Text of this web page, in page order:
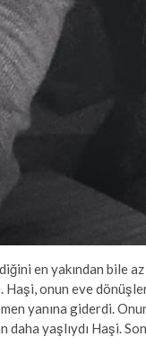
en yakından bile
Haşi, onun eve
yanına giderdi.
daha yaşlıydı Haşi.